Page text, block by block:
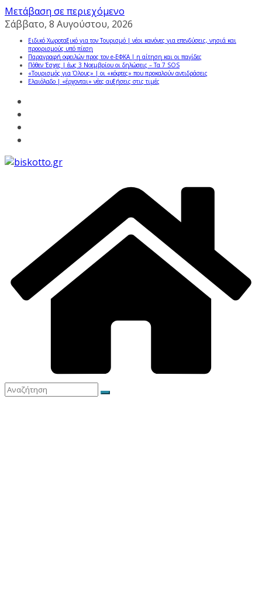
Μετάβαση σε περιεχόμενο
Σάββατο, 8 Αυγούστου, 2026
Ειδικό Χωροταξικό για τον Τουρισμό | νέοι κανόνες για επενδύσεις, νησιά και
προορισμούς υπό πίεση
Παραγραφή οφειλών προς τον e-ΕΦΚΑ | η αίτηση και οι παγίδες
Πόθεν Έσχες | έως 3 Νοεμβρίου οι δηλώσεις – Τα 7 SOS
«Τουρισμός για Όλους» | οι «κόφτες» που προκαλούν αντιδράσεις
Ελαιόλαδο | «έρχονται» νέες αυξήσεις στις τιμές